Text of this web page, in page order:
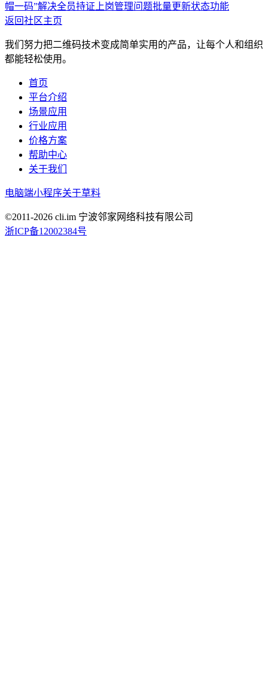
帽一码”解决全员持证上岗管理问题批量更新状态功能
返回社区主页
我们努力把二维码技术变成简单实用的产品，让每个人和组织
都能轻松使用。
首页
平台介绍
场景应用
行业应用
价格方案
帮助中心
关于我们
电脑端小程序关于草料
©2011-2026 cli.im 宁波邻家网络科技有限公司
浙ICP备12002384号